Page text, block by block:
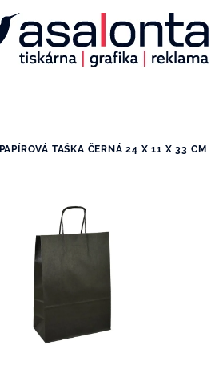
PAPÍROVÁ TAŠKA ČERNÁ 24 X 11 X 33 CM